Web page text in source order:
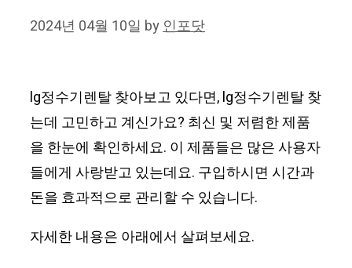
2024년 04월 10일 by인포닷
lg정수기렌탈 찾아보고 있다면, lg정수기렌탈 찾
는데 고민하고 계신가요? 최신 및 저렴한 제품
을 한눈에 확인하세요. 이 제품들은 많은 사용자
들에게 사랑받고 있는데요. 구입하시면 시간과
돈을 효과적으로 관리할 수 있습니다.
자세한 내용은 아래에서 살펴보세요.